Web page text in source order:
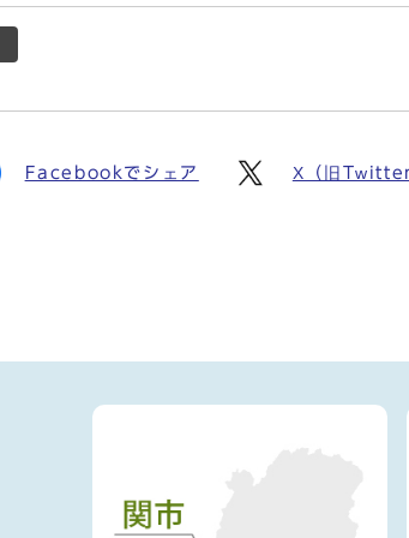
Facebookでシェア X（旧Twitter